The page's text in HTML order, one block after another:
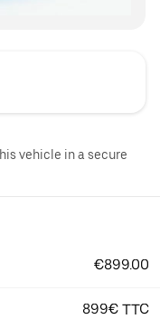
vehicle in a secure
€899.00
899€ TTC